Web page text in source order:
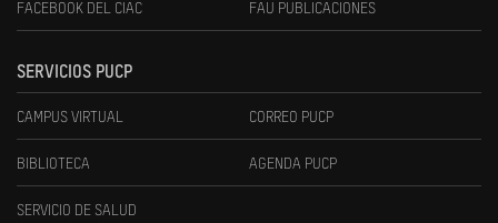
FACEBOOK DEL CIAC FAU PUBLICACIONES
SERVICIOS PUCP
CAMPUS VIRTUAL CORREO PUCP
BIBLIOTECA AGENDA PUCP
SERVICIO DE SALUD